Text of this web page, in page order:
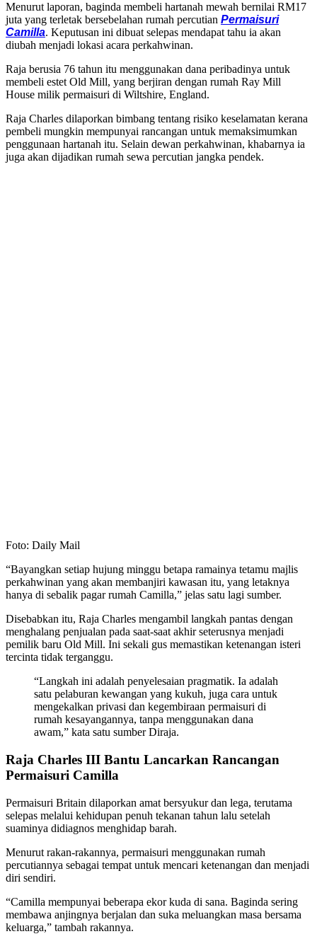
Menurut laporan, baginda membeli hartanah mewah bernilai RM17
juta yang terletak bersebelahan rumah percutian Permaisuri
Camilla. Keputusan ini dibuat selepas mendapat tahu ia akan
diubah menjadi lokasi acara perkahwinan.
Raja berusia 76 tahun itu menggunakan dana peribadinya untuk
membeli estet Old Mill, yang berjiran dengan rumah Ray Mill
House milik permaisuri di Wiltshire, England.
Raja Charles dilaporkan bimbang tentang risiko keselamatan kerana
pembeli mungkin mempunyai rancangan untuk memaksimumkan
penggunaan hartanah itu. Selain dewan perkahwinan, khabarnya ia
juga akan dijadikan rumah sewa percutian jangka pendek.
Foto: Daily Mail
“Bayangkan setiap hujung minggu betapa ramainya tetamu majlis
perkahwinan yang akan membanjiri kawasan itu, yang letaknya
hanya di sebalik pagar rumah Camilla,” jelas satu lagi sumber.
Disebabkan itu, Raja Charles mengambil langkah pantas dengan
menghalang penjualan pada saat-saat akhir seterusnya menjadi
pemilik baru Old Mill. Ini sekali gus memastikan ketenangan isteri
tercinta tidak terganggu.
“Langkah ini adalah penyelesaian pragmatik. Ia adalah
satu pelaburan kewangan yang kukuh, juga cara untuk
mengekalkan privasi dan kegembiraan permaisuri di
rumah kesayangannya, tanpa menggunakan dana
awam,” kata satu sumber Diraja.
Raja Charles III Bantu Lancarkan Rancangan
Permaisuri Camilla
Permaisuri Britain dilaporkan amat bersyukur dan lega, terutama
selepas melalui kehidupan penuh tekanan tahun lalu setelah
suaminya didiagnos menghidap barah.
Menurut rakan-rakannya, permaisuri menggunakan rumah
percutiannya sebagai tempat untuk mencari ketenangan dan menjadi
diri sendiri.
“Camilla mempunyai beberapa ekor kuda di sana. Baginda sering
membawa anjingnya berjalan dan suka meluangkan masa bersama
keluarga,” tambah rakannya.